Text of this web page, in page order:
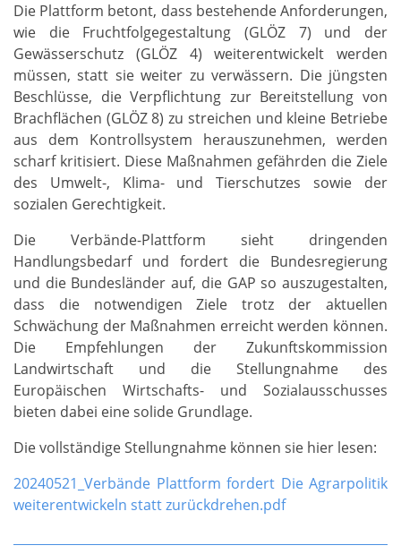
Die Plattform betont, dass bestehende Anforderungen,
wie die Fruchtfolgegestaltung (GLÖZ 7) und der
Gewässerschutz (GLÖZ 4) weiterentwickelt werden
müssen, statt sie weiter zu verwässern. Die jüngsten
Beschlüsse, die Verpflichtung zur Bereitstellung von
Brachflächen (GLÖZ 8) zu streichen und kleine Betriebe
aus dem Kontrollsystem herauszunehmen, werden
scharf kritisiert. Diese Maßnahmen gefährden die Ziele
des Umwelt-, Klima- und Tierschutzes sowie der
sozialen Gerechtigkeit.
Die Verbände-Plattform sieht dringenden
Handlungsbedarf und fordert die Bundesregierung
und die Bundesländer auf, die GAP so auszugestalten,
dass die notwendigen Ziele trotz der aktuellen
Schwächung der Maßnahmen erreicht werden können.
Die Empfehlungen der Zukunftskommission
Landwirtschaft und die Stellungnahme des
Europäischen Wirtschafts- und Sozialausschusses
bieten dabei eine solide Grundlage.
Die vollständige Stellungnahme können sie hier lesen:
20240521_Verbände Plattform fordert Die Agrarpolitik
weiterentwickeln statt zurückdrehen.pdf